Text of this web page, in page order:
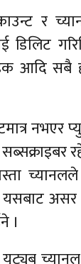
र
आदि सबै
नभएर
। यसबाट
।